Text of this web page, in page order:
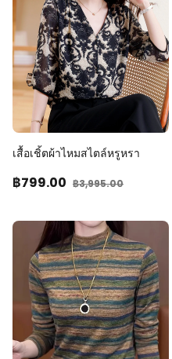
เสื้อเชิ้ตผ้าไหมสไตล์หรูหรา
฿799.00 ฿3,995.00